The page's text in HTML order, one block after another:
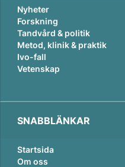
Nyheter
Forskning
Tandvård & politik
Metod, klinik & praktik
Ivo-fall
Vetenskap
SNABBLÄNKAR
Startsida
Om oss